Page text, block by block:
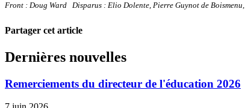
Front : Doug Ward Disparus : Elio Dolente, Pierre Guynot de
Partager cet article
Dernières nouvelles
Remerciements du directeur de l'éducation 2026